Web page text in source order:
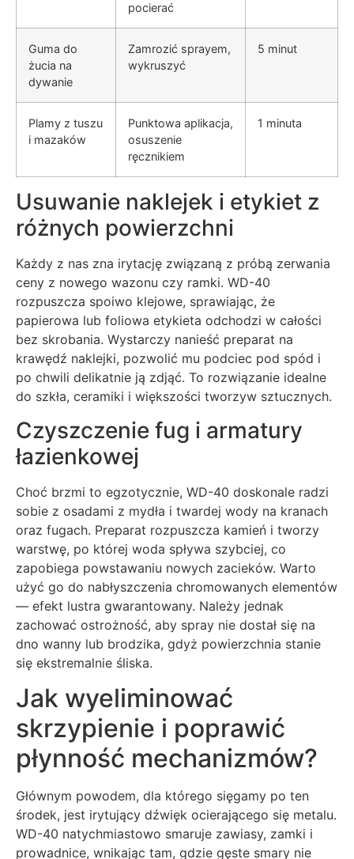
pocierać
Guma do
żucia na
dywanie
Zamrozić sprayem,
wykruszyć
5 minut
Plamy z tuszu
i mazaków
Punktowa aplikacja,
osuszenie
ręcznikiem
1 minuta
Usuwanie naklejek i etykiet z
różnych powierzchni
Każdy z nas zna irytację związaną z próbą zerwania
ceny z nowego wazonu czy ramki. WD-40
rozpuszcza spoiwo klejowe, sprawiając, że
papierowa lub foliowa etykieta odchodzi w całości
bez skrobania. Wystarczy nanieść preparat na
krawędź naklejki, pozwolić mu podciec pod spód i
po chwili delikatnie ją zdjąć. To rozwiązanie idealne
do szkła, ceramiki i większości tworzyw sztucznych.
Czyszczenie fug i armatury
łazienkowej
Choć brzmi to egzotycznie, WD-40 doskonale radzi
sobie z osadami z mydła i twardej wody na kranach
oraz fugach. Preparat rozpuszcza kamień i tworzy
warstwę, po której woda spływa szybciej, co
zapobiega powstawaniu nowych zacieków. Warto
użyć go do nabłyszczenia chromowanych elementów
— efekt lustra gwarantowany. Należy jednak
zachować ostrożność, aby spray nie dostał się na
dno wanny lub brodzika, gdyż powierzchnia stanie
się ekstremalnie śliska.
Jak wyeliminować
skrzypienie i poprawić
płynność mechanizmów?
Głównym powodem, dla którego sięgamy po ten
środek, jest irytujący dźwięk ocierającego się metalu.
WD-40 natychmiastowo smaruje zawiasy, zamki i
prowadnice, wnikając tam, gdzie gęste smary nie